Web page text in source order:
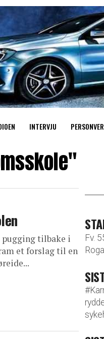
INTERVJU
pugging tilbake i
et forslag til en
Fv.